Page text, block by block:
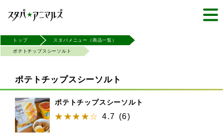
トップ スタバメニュー（商品一覧）
ポテトチップスシーソルト
ポテトチップスシーソルト
ポテトチップスシーソルト
4.7 (6)